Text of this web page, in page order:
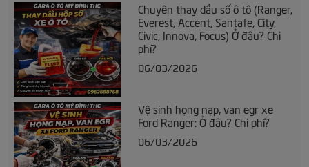
Chuyên thay dầu số ô tô (Ranger,
Everest, Accent, Santafe, City,
Civic, Innova, Focus) Ở đâu? Chi
phí?
06/03/2026
Vệ sinh họng nạp, van egr xe
Ford Ranger: Ở đâu? Chi phí?
06/03/2026